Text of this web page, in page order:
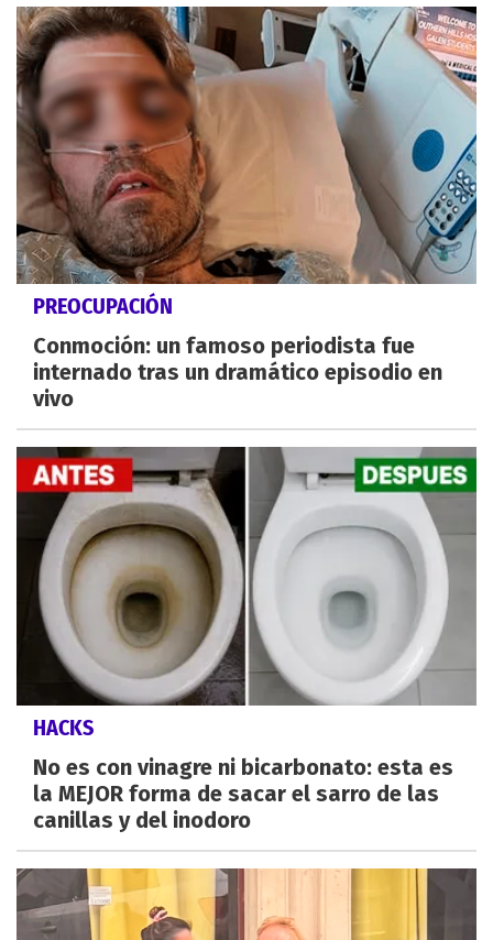
PREOCUPACIÓN
Conmoción: un famoso periodista fue
internado tras un dramático episodio en
vivo
HACKS
No es con vinagre ni bicarbonato: esta es
la MEJOR forma de sacar el sarro de las
canillas y del inodoro